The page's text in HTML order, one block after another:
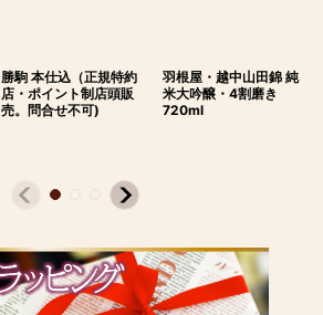
勝駒 本仕込（正規特約
店・ポイント制店頭販
売。問合せ不可)
羽根屋・越中山田錦 純
米大吟醸・4割磨き
720ml